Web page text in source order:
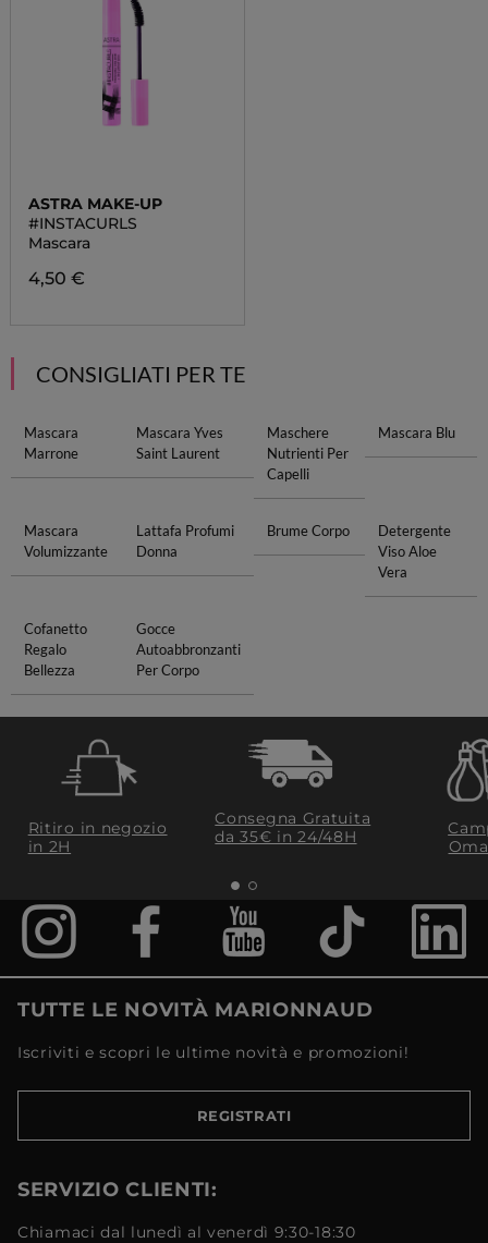
ASTRA MAKE-UP
#INSTACURLS
Mascara
4,50 €
CONSIGLIATI PER TE
Mascara
Marrone
Mascara Yves
Saint Laurent
Maschere
Nutrienti Per
Capelli
Mascara Blu
Mascara
Volumizzante
Lattafa Profumi
Donna
Brume Corpo
Detergente
Viso Aloe
Vera
Cofanetto
Regalo
Bellezza
Gocce
Autoabbronzanti
Per Corpo
Ritiro in negozio
in 2H
Consegna Gratuita
da 35€​ in 24/48H
TUTTE LE NOVITÀ MARIONNAUD
Iscriviti e scopri le ultime novità e promozioni!
REGISTRATI
SERVIZIO CLIENTI:
Chiamaci dal lunedì al venerdì 9:30-18:30